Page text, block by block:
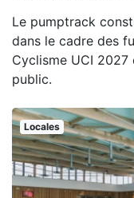
Le pumptrack
dans le cadre des
Cyclisme UCI 2027
public.
Locales